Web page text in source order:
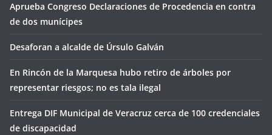
Aprueba Congreso Declaraciones de Procedencia en contra
de dos munícipes
Desaforan a alcalde de Úrsulo Galván
En Rincón de la Marquesa hubo retiro de árboles por
representar riesgos; no es tala ilegal
Entrega DIF Municipal de Veracruz cerca de 100 credenciales
de discapacidad